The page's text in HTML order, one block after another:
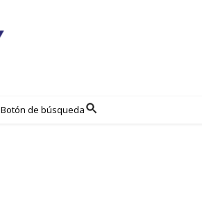
Botón de búsqueda